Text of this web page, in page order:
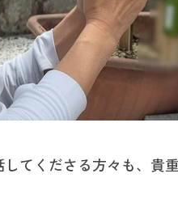
てくださる方々も、貴